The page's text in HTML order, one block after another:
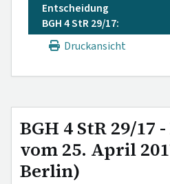
Entscheidung
BGH 4 StR 29/17:
Druckansicht
BGH 4 StR 29/17
vom 25. April
Berlin)